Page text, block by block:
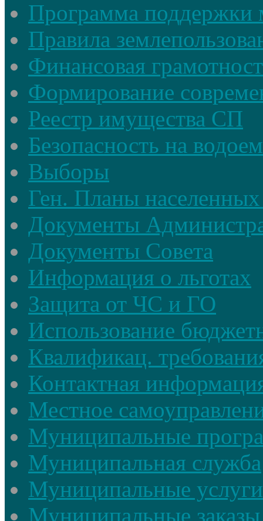
Программа поддержки
Правила
Финансовая
Формирование
Реестр имущества СП
Безопасность на
Выборы
Ген. Планы
Документы
Документы Совета
Информация о льготах
Защита от ЧС и ГО
Использование
Квалификац.
Контактная
Местное
Муниципальные
Муниципальная служба
Муниципальные услуги
Муниципальные заказы